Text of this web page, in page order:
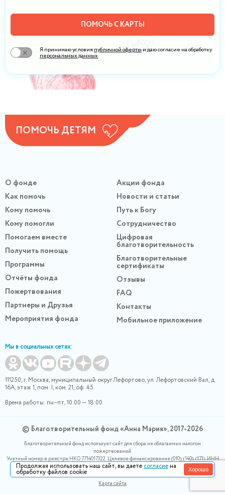
ПОМОЧЬ С КАРТЫ
Я принимаю условия публичной оферты и даю согласие на обработку
персональных данных.
ПОМОЧЬ ДЕТЯМ
О фонде
Как помочь
Кому помочь
Кому помогли
Помогаем вместе
Получить помощь
Программы
Отчёты фонда
Пожертвования
Партнеры и Друзья
Мероприятия фонда
Акции фонда
Новости и статьи
Путь к Богу
Сотрудничество
Цифровая
благотворительность
Благотворительные
сертификаты
Отзывы
FAQ
Контакты
Мобильное приложение
Мы в социальных сетях:
111250, г. Москва, муниципальный округ Лефортово, ул. Лефортовский Вал, д.
16А, этаж 1, пом. I, ком. 21, оф. 45.
Время работы: пн–пт, 10:00 — 18:00
© Благотворительный фонд «Анна Мария», 2017-2026
Благотворительный фонд использует сайт для сбора не облагаемых налогом
пожертвований.
Учетный номер в реестре НКО 7714017322. Целевое финансирование (010), (140), (171). ИНН
0400007265, ОГРН 1180400000220. Номер в реестре Роскомнадзора 77-24-166339
Политика конфидециальности
Карта сайта
Продолжая использовать наш сайт, вы даете согласиена
обработку файлов cookie Хорошо